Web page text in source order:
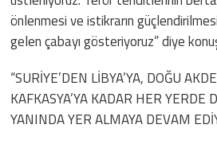
önlenmesi ve istikrarın
gelen çabayı gösteriyoruz” diye
“SURİYE’DEN LİBYA’YA, DOĞU
KAFKASYA’YA KADAR HER YERDE
YANINDA YER ALMAYA DEVAM